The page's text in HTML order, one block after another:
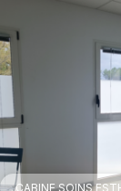
CABINE SOINS